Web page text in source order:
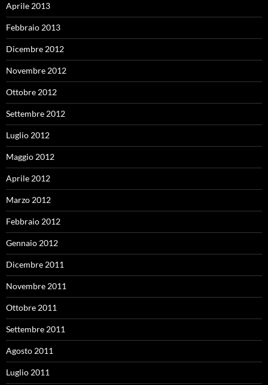
Aprile 2013
Febbraio 2013
Dicembre 2012
Novembre 2012
Ottobre 2012
Settembre 2012
Luglio 2012
Maggio 2012
Aprile 2012
Marzo 2012
Febbraio 2012
Gennaio 2012
Dicembre 2011
Novembre 2011
Ottobre 2011
Settembre 2011
Agosto 2011
Luglio 2011